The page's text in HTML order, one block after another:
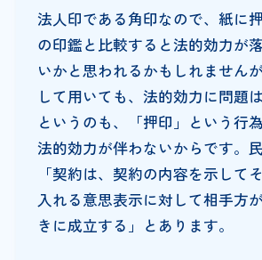
法人印である角印なので、紙に
の印鑑と比較すると法的効力が
いかと思われるかもしれません
して用いても、法的効力に問題
というのも、「押印」という行
法的効力が伴わないからです。
「契約は、契約の内容を示して
入れる意思表示に対して相手方
きに成立する」とあります。